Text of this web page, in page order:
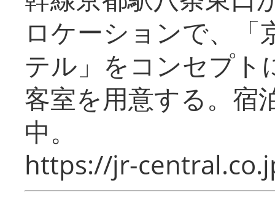
ロケーションで、「
テル」をコンセプト
客室を用意する。宿
中。
https://jr-